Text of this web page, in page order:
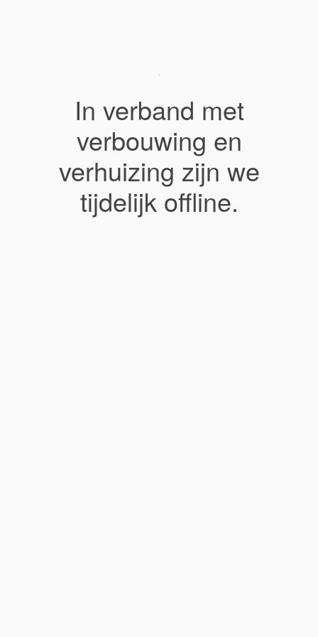
In verband met
verbouwing en
verhuizing zijn we
tijdelijk offline.